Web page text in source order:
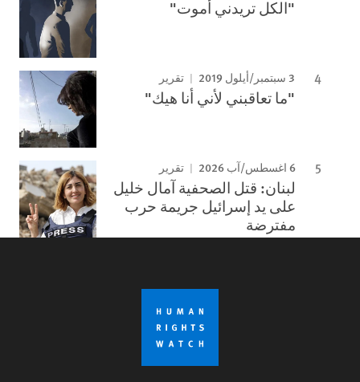
"الكل تريدني أموت"
3 سبتمبر/أيلول 2019 تقرير
"ما تعاقبني لأني أنا هيك"
6 اغسطس/آب 2026 تقرير
لبنان: قتل الصحفية آمال خليل
على يد إسرائيل جريمة حرب
مفترضة